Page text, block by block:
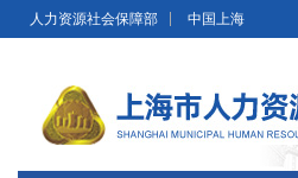
无障碍操作说明 跳转到网站导航区
人力资源社会保障部 中国上海